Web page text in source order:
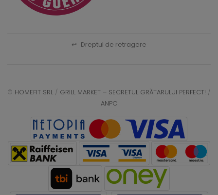
↩ Dreptul de retragere
© HOMEFIT SRL / GRILL MARKET – SECRETUL GRĂTARULUI PERFECT! /
ANPC